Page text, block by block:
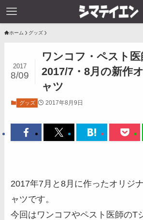
ホーム グッズ
ワンコフ・ペスト医
2017/7・8月の新作
ャツ
2017
8/09
グッズ 2017年8月9日
2017年7月と8月に作ったオリジ
ャツです。
今回はワンコフやペスト医師のT